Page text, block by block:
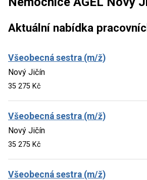
Aktuální nabídka
Všeobecná sestra (m/ž)
Nový Jičín
35 275 Kč
Všeobecná sestra (m/ž)
Nový Jičín
35 275 Kč
Všeobecná sestra (m/ž)